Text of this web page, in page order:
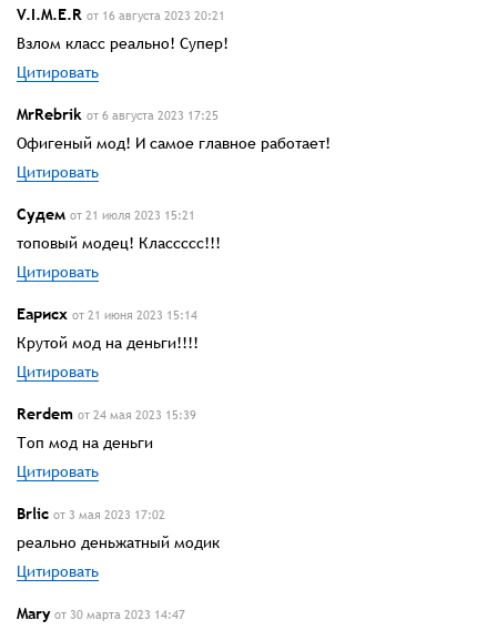
V.I.M.E.R от 16 августа 2023 20:21
Взлом класс реально! Супер!
Цитировать
MrRebrik от 6 августа 2023 17:25
Офигеный мод! И самое главное работает!
Цитировать
Судем от 21 июля 2023 15:21
топовый модец! Классссс!!!
Цитировать
Еарисх от 21 июня 2023 15:14
Крутой мод на деньги!!!!
Цитировать
Rerdem от 24 мая 2023 15:39
Топ мод на деньги
Цитировать
Brlic от 3 мая 2023 17:02
реально деньжатный модик
Цитировать
Mary от 30 марта 2023 14:47